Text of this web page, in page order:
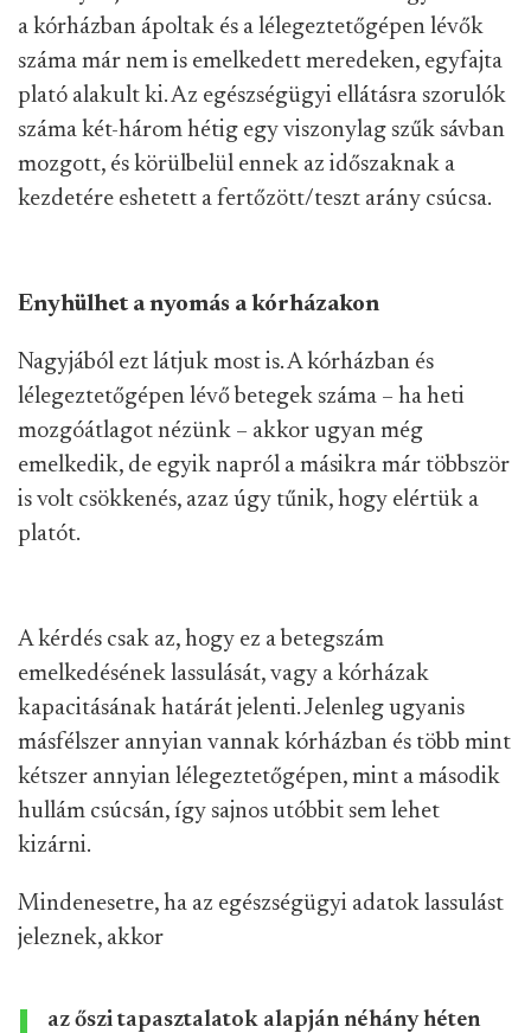
a kórházban ápoltak és a lélegeztetőgépen lévők
száma már nem is emelkedett meredeken, egyfajta
plató alakult ki. Az egészségügyi ellátásra szorulók
száma két-három hétig egy viszonylag szűk sávban
mozgott, és körülbelül ennek az időszaknak a
kezdetére eshetett a fertőzött/teszt arány csúcsa.
Enyhülhet a nyomás a kórházakon
Nagyjából ezt látjuk most is. A kórházban és
lélegeztetőgépen lévő betegek száma – ha heti
mozgóátlagot nézünk – akkor ugyan még
emelkedik, de egyik napról a másikra már többször
is volt csökkenés, azaz úgy tűnik, hogy elértük a
platót.
A kérdés csak az, hogy ez a betegszám
emelkedésének lassulását, vagy a kórházak
kapacitásának határát jelenti. Jelenleg ugyanis
másfélszer annyian vannak kórházban és több mint
kétszer annyian lélegeztetőgépen, mint a második
hullám csúcsán, így sajnos utóbbit sem lehet
kizárni.
Mindenesetre, ha az egészségügyi adatok lassulást
jeleznek, akkor
az őszi tapasztalatok alapján néhány héten